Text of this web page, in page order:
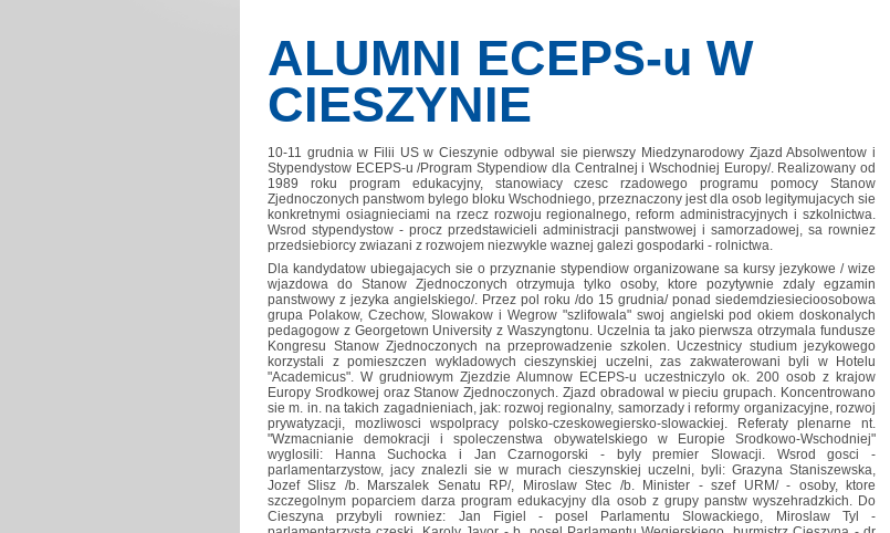
ALUMNI ECEPS-u W
CIESZYNIE
10-11 grudnia w Filii US w Cieszynie odbywal sie pierwszy Miedzynarodowy Zjazd Absolwentow i
Stypendystow ECEPS-u /Program Stypendiow dla Centralnej i Wschodniej Europy/. Realizowany od
1989 roku program edukacyjny, stanowiacy czesc rzadowego programu pomocy Stanow
Zjednoczonych panstwom bylego bloku Wschodniego, przeznaczony jest dla osob legitymujacych sie
konkretnymi osiagnieciami na rzecz rozwoju regionalnego, reform administracyjnych i szkolnictwa.
Wsrod stypendystow - procz przedstawicieli administracji panstwowej i samorzadowej, sa rowniez
przedsiebiorcy zwiazani z rozwojem niezwykle waznej galezi gospodarki - rolnictwa.
Dla kandydatow ubiegajacych sie o przyznanie stypendiow organizowane sa kursy jezykowe / wize
wjazdowa do Stanow Zjednoczonych otrzymuja tylko osoby, ktore pozytywnie zdaly egzamin
panstwowy z jezyka angielskiego/. Przez pol roku /do 15 grudnia/ ponad siedemdziesiecioosobowa
grupa Polakow, Czechow, Slowakow i Wegrow "szlifowala" swoj angielski pod okiem doskonalych
pedagogow z Georgetown University z Waszyngtonu. Uczelnia ta jako pierwsza otrzymala fundusze
Kongresu Stanow Zjednoczonych na przeprowadzenie szkolen. Uczestnicy studium jezykowego
korzystali z pomieszczen wykladowych cieszynskiej uczelni, zas zakwaterowani byli w Hotelu
"Academicus". W grudniowym Zjezdzie Alumnow ECEPS-u uczestniczylo ok. 200 osob z krajow
Europy Srodkowej oraz Stanow Zjednoczonych. Zjazd obradowal w pieciu grupach. Koncentrowano
sie m. in. na takich zagadnieniach, jak: rozwoj regionalny, samorzady i reformy organizacyjne, rozwoj
prywatyzacji, mozliwosci wspolpracy polsko-czeskowegiersko-slowackiej. Referaty plenarne nt.
"Wzmacnianie demokracji i spoleczenstwa obywatelskiego w Europie Srodkowo-Wschodniej"
wyglosili: Hanna Suchocka i Jan Czarnogorski - byly premier Slowacji. Wsrod gosci -
parlamentarzystow, jacy znalezli sie w murach cieszynskiej uczelni, byli: Grazyna Staniszewska,
Jozef Slisz /b. Marszalek Senatu RP/, Miroslaw Stec /b. Minister - szef URM/ - osoby, ktore
szczegolnym poparciem darza program edukacyjny dla osob z grupy panstw wyszehradzkich. Do
Cieszyna przybyli rowniez: Jan Figiel - posel Parlamentu Slowackiego, Miroslaw Tyl -